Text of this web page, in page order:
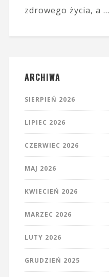
zdrowego życia, a …
ARCHIWA
SIERPIEŃ 2026
LIPIEC 2026
CZERWIEC 2026
MAJ 2026
KWIECIEŃ 2026
MARZEC 2026
LUTY 2026
GRUDZIEŃ 2025